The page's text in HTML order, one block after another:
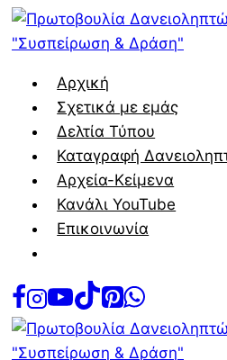
Skip
to
Αρχική
Σχετικά με εμάς
Δελτία Τύπου
Καταγραφή
Αρχεία-Κείμενα
Κανάλι YouTube
Επικοινωνία